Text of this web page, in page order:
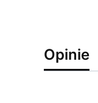
Opinie